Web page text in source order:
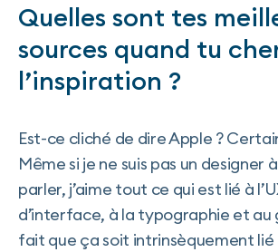
Quelles sont tes
sources quand tu
l’inspiration ?
​​Est-ce cliché de dire Apple ?
Même si je ne suis pas un designer
parler, j’aime tout ce qui est lié à
d’interface, à la typographie et au
fait que ça soit intrinsèquement